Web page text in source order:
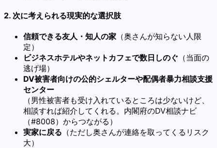
2. 次に考えられる現実的な選択肢
信頼できる友人・知人の家 （奥さんが知らない人限
定）
ビジネスホテルやネットカフェで数日しのぐ （当面の
逃げ場）
DV被害者向けの公的シェルターや配偶者暴力相談支援
センター
（男性被害者も受け入れているところは少ないけど、
相談すれば紹介してくれる。内閣府のDV相談ナビ
（#8008）からつながる）
実家に戻る （ただし奥さんが連絡を取ってくるリスク
大）